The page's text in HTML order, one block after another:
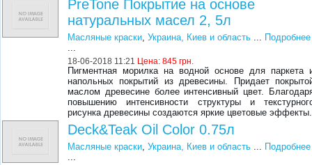
PreTone Покрытие на основе
натуральных масел 2, 5л
Масляные краски,Украина, Киев и область ... Подробнее
...
18-06-2018 11:21 Цена:845 грн.
Пигментная морилка на водной основе для паркета
напольных покрытий из древесины. Придает
маслом древесине более интенсивный цвет.
повышению интенсивности структуры и
рисунка древесины создаются яркие цветовые эффекты.
Deck&Teak Oil Color 0.75л
Масляные краски,Украина, Киев и область ... Подробнее
...